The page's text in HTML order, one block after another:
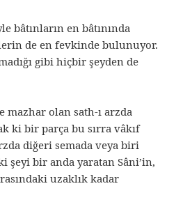
bâtınların en bâtınında
de en fevkinde bulunuyor.
gibi hiçbir şeyden de
mazhar olan sath-ı arzda
ki bir parça bu sırra vâkıf
diğeri semada veya biri
şeyi bir anda yaratan Sâni’in,
uzaklık kadar